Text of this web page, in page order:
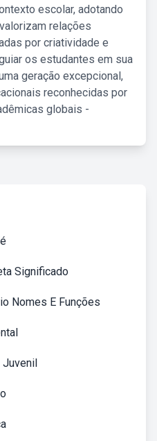
escolar, adotando
relações
por criatividade e
os estudantes em sua
geração excepcional,
reconhecidas por
globais -
Significado
Nomes E Funções
Juvenil